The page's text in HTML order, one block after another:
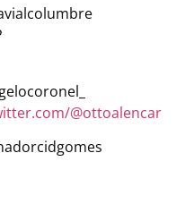
@ottoalencar